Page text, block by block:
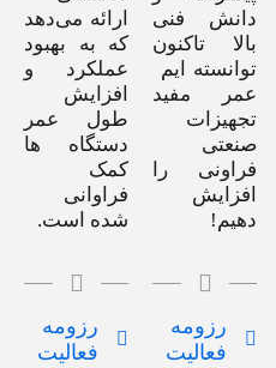
دانش فنی
بالا تاکنون
توانسته ایم
عمر مفید
تجهیزات
صنعتی
فراونی را
افزایش
دهیم!
رزومه
فعالیت
ارائه می‌دهد
که به بهبود
عملکرد و
افزایش
طول عمر
دستگاه ها
کمک
فراوانی
شده است.
رزومه
فعالیت